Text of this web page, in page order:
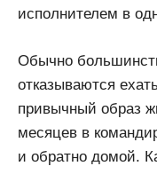
исполнителем в
Обычно
отказываются
привычный образ
месяцев в
и обратно домой.